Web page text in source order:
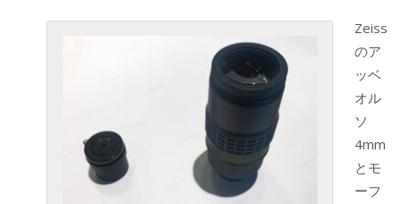
Zeiss
のア
ッベ
オル
ソ
4mm
とモ
ーフ